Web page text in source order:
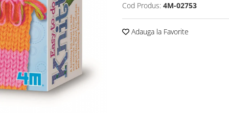
Cod Produs: 4M-02753
Adauga la Favorite